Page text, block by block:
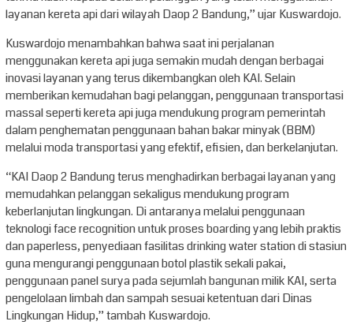
layanan kereta api dari wilayah Daop 2 Bandung,” ujar Kuswardojo.
Kuswardojo menambahkan bahwa saat ini perjalanan
menggunakan kereta api juga semakin mudah dengan berbagai
inovasi layanan yang terus dikembangkan oleh KAI. Selain
memberikan kemudahan bagi pelanggan, penggunaan transportasi
massal seperti kereta api juga mendukung program pemerintah
dalam penghematan penggunaan bahan bakar minyak (BBM)
melalui moda transportasi yang efektif, efisien, dan berkelanjutan.
“KAI Daop 2 Bandung terus menghadirkan berbagai layanan yang
memudahkan pelanggan sekaligus mendukung program
keberlanjutan lingkungan. Di antaranya melalui penggunaan
teknologi face recognition untuk proses boarding yang lebih praktis
dan paperless, penyediaan fasilitas drinking water station di stasiun
guna mengurangi penggunaan botol plastik sekali pakai,
penggunaan panel surya pada sejumlah bangunan milik KAI, serta
pengelolaan limbah dan sampah sesuai ketentuan dari Dinas
Lingkungan Hidup,” tambah Kuswardojo.